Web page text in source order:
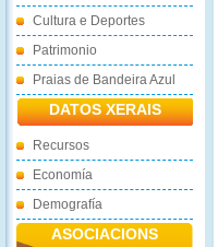
Cultura e Deportes
Patrimonio
Praias de Bandeira Azul
DATOS XERAIS
Recursos
Economía
Demografía
ASOCIACIONS